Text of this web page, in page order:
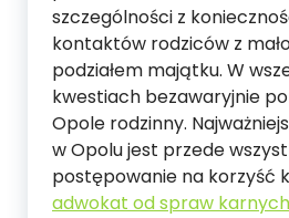
szczególności z
kontaktów rodziców z
podziałem majątku. W
kwestiach bezawaryjnie
Opole rodzinny.
w Opolu jest przede
postępowanie na korzyść
adwokat od spraw karnych